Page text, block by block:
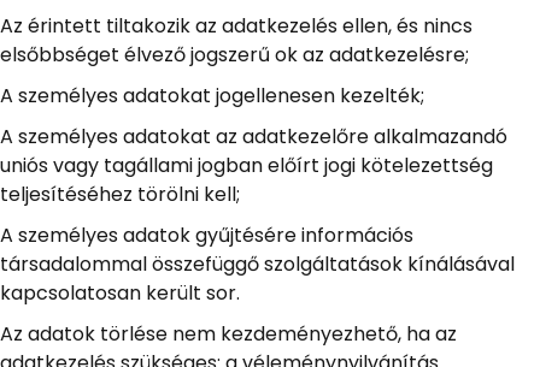
Az érintett tiltakozik az adatkezelés ellen, és nincs
elsőbbséget élvező jogszerű ok az adatkezelésre;
A személyes adatokat jogellenesen kezelték;
A személyes adatokat az adatkezelőre alkalmazandó
uniós vagy tagállami jogban előírt jogi kötelezettség
teljesítéséhez törölni kell;
A személyes adatok gyűjtésére információs
társadalommal összefüggő szolgáltatások kínálásával
kapcsolatosan került sor.
Az adatok törlése nem kezdeményezhető, ha az